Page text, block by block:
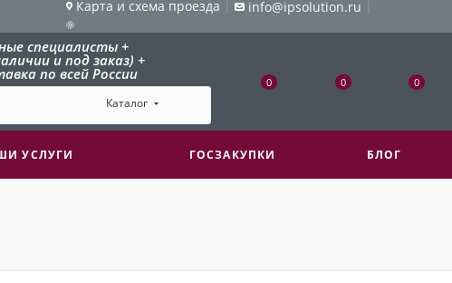
Карта и схема проезда | info@ipsolution.ru |
специалисты +
и под заказ) +
по всей России
Каталог
0 0 0
УСЛУГИ ГОСЗАКУПКИ БЛОГ